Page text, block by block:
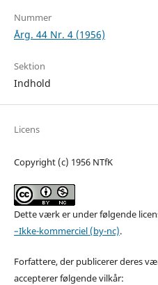
Nummer
Årg. 44 Nr. 4 (1956)
Sektion
Indhold
Licens
Copyright (c) 1956 NTfK
Dette værk er under følgende
–Ikke-kommerciel (by-nc).
Forfattere, der publicerer deres
accepterer følgende vilkår: